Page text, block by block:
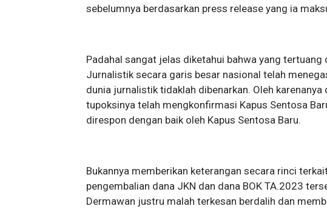
sebelumnya berdasarkan press release yang ia
Padahal sangat jelas diketahui bahwa yang
Jurnalistik secara garis besar nasional telah
dunia jurnalistik tidaklah dibenarkan. Oleh
tupoksinya telah mengkonfirmasi Kapus Sentosa
direspon dengan baik oleh Kapus Sentosa Baru.
Bukannya memberikan keterangan secara rinci
pengembalian dana JKN dan dana BOK TA.2023
Dermawan justru malah terkesan berdalih dan